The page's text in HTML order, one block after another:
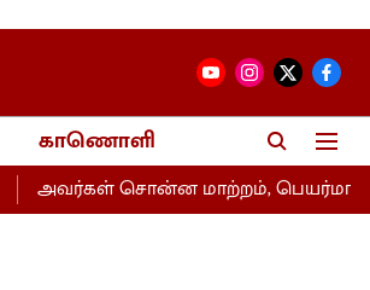
காணொளி
அவர்கள் சொன்ன மாற்றம்,